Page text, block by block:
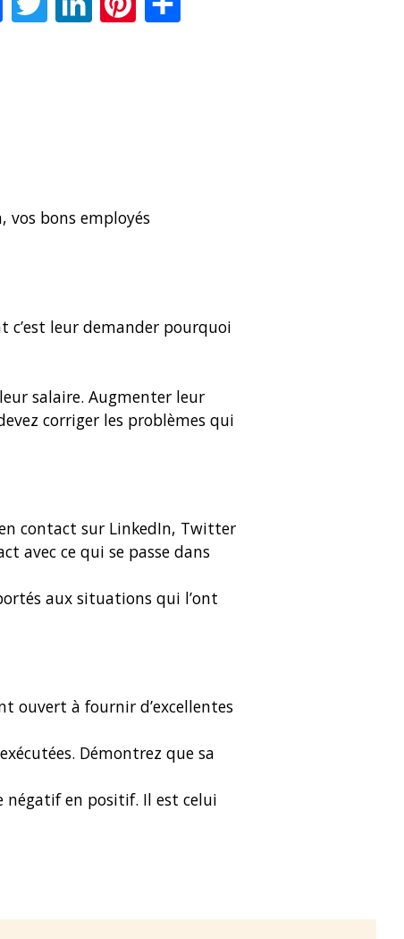
vos bons employés
c’est leur demander pourquoi
salaire. Augmenter leur
corriger les problèmes qui
contact sur LinkedIn, Twitter
avec ce qui se passe dans
aux situations qui l’ont
ouvert à fournir d’excellentes
Démontrez que sa
négatif en positif. Il est celui